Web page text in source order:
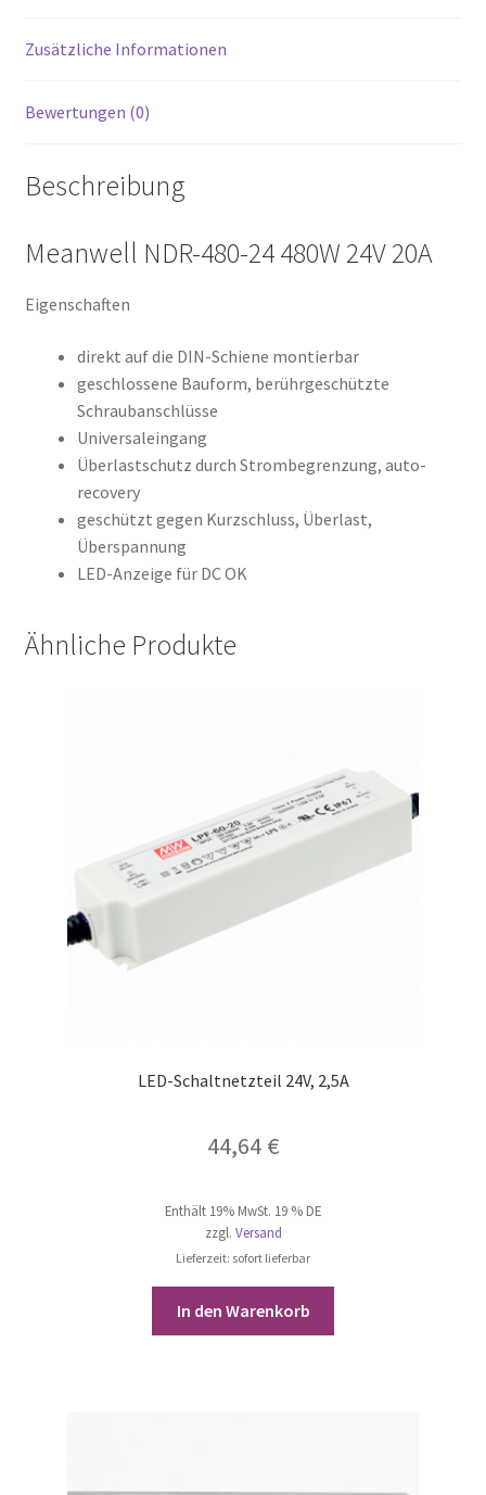
Zusätzliche Informationen
Bewertungen (0)
Beschreibung
Meanwell NDR-480-24 480W 24V 20A
Eigenschaften
direkt auf die DIN-Schiene montierbar
geschlossene Bauform, berührgeschützte
Schraubanschlüsse
Universaleingang
Überlastschutz durch Strombegrenzung, auto-
recovery
geschützt gegen Kurzschluss, Überlast,
Überspannung
LED-Anzeige für DC OK
Ähnliche Produkte
LED-Schaltnetzteil 24V, 2,5A
44,64 €
Enthält 19% MwSt. 19 % DE
zzgl. Versand
Lieferzeit: sofort lieferbar
In den Warenkorb